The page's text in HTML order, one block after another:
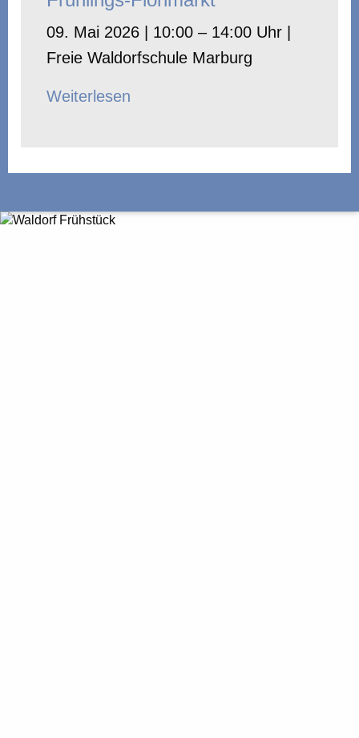
09. Mai 2026 | 10:00 – 14:00 Uhr |
Freie Waldorfschule Marburg
Weiterlesen